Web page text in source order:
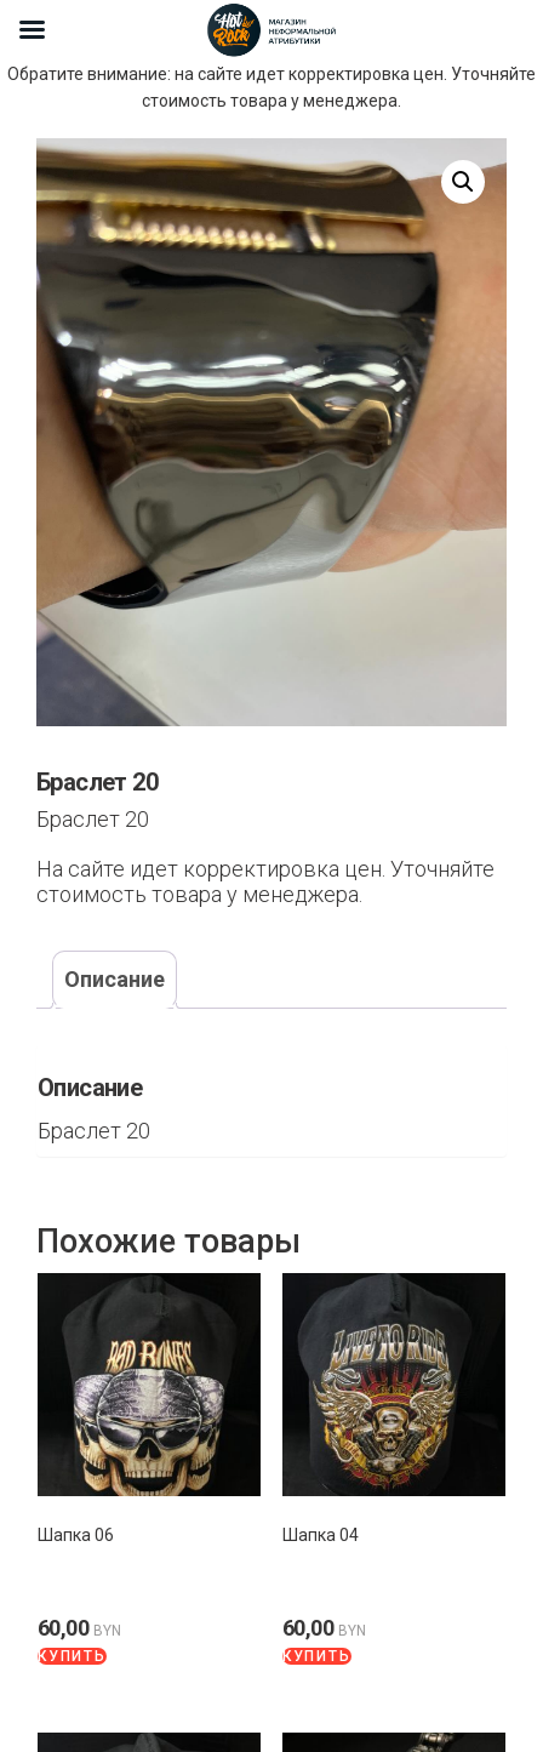
Обратите внимание: на сайте идет корректировка цен. Уточняйте
стоимость товара у менеджера.
Браслет 20
Браслет 20
На сайте идет корректировка цен. Уточняйте
стоимость товара у менеджера.
Описание
Описание
Браслет 20
Похожие товары
Шапка 06
60,00 BYN
КУПИТЬ
Шапка 04
60,00 BYN
КУПИТЬ